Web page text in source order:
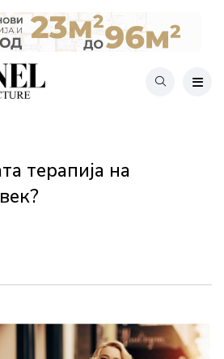
терапија на